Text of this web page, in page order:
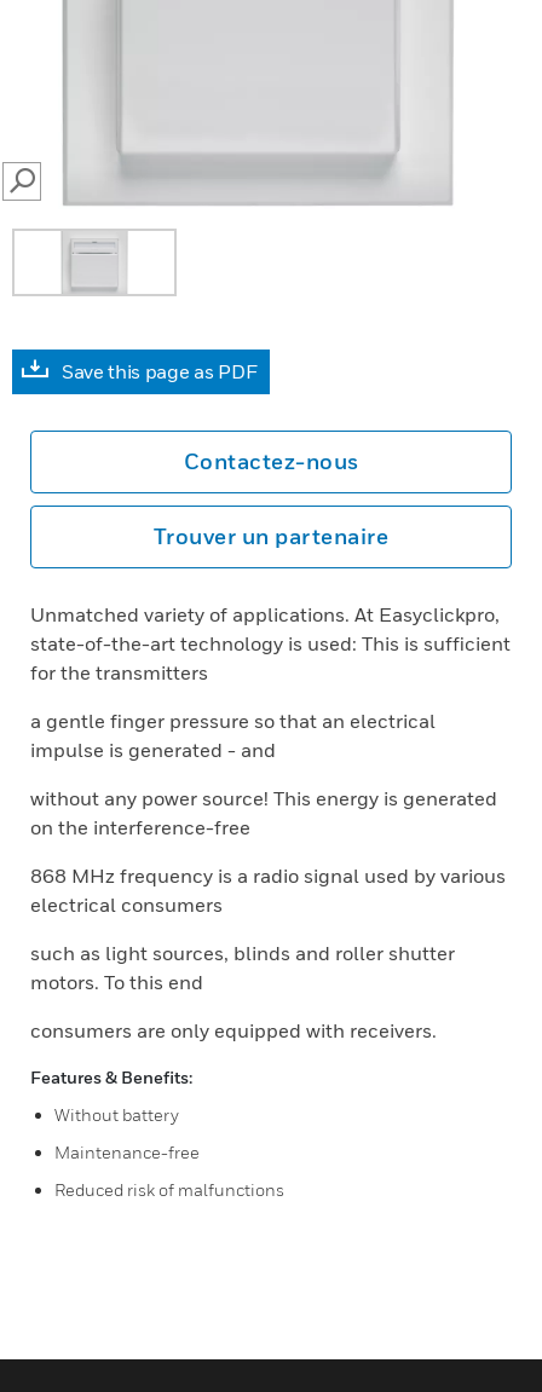
SEARCH
Save this page as PDF
Contactez-nous
Trouver un partenaire
Unmatched variety of applications. At Easyclickpro,
state-of-the-art technology is used: This is sufficient
for the transmitters
a gentle finger pressure so that an electrical
impulse is generated - and
without any power source! This energy is generated
on the interference-free
868 MHz frequency is a radio signal used by various
electrical consumers
such as light sources, blinds and roller shutter
motors. To this end
consumers are only equipped with receivers.
Features & Benefits:
Without battery
Maintenance-free
Reduced risk of malfunctions